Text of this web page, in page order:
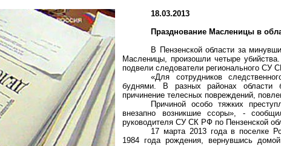
18.03.2013
Празднование Масленицы в
В Пензенской области за
Масленицы, произошли четыре
подвели следователи регионального СУ
«Для сотрудников
буднями. В разных районах
причинение телесных повреждений,
Причиной особо тяжких
внезапно возникшие ссоры», -
руководителя СУ СК РФ по Пензенской
17 марта 2013 года в поселке
1984 года рождения, вернувшись